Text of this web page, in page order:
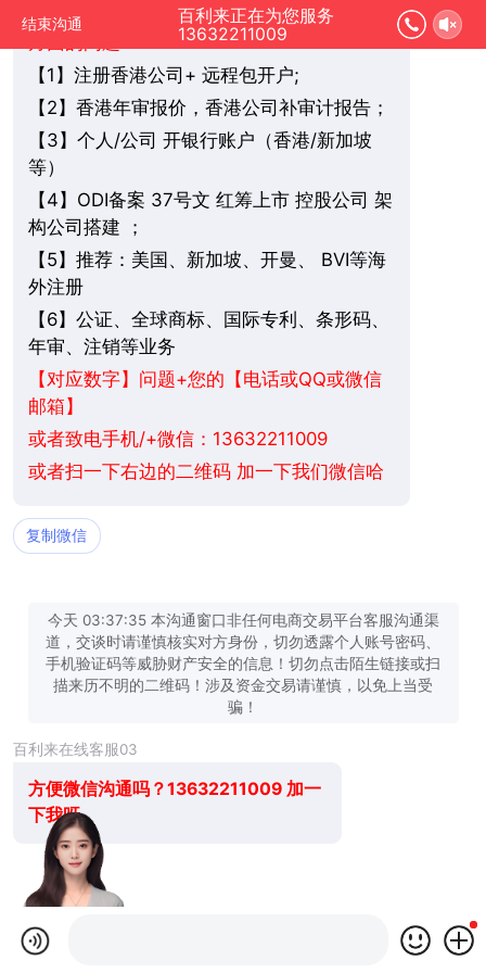
结束沟通
百利来正在为您服务
13632211009
您好，我是在线人工客服，您是想要了解哪
【 1】注册香港公司+ 远程包开户;
【 2】香港年审报价，香港公司补审计报告；
【 3】个人/公司 开银行账户（香港/新加坡
等）
【 4】ODI备案 37号文 红筹上市 控股公司 架
构公司搭建 ；
【 5】推荐：美国、新加坡、 开曼、 BVI等海
外注册
【 6】公证、全球商标、国际专利、条形码、
年审、注销等业务
【对应数字】问题+您的【电话或QQ或微信
邮箱】
或者致电手机/+微信：13632211009
或者扫一下右边的二维码 加一下我们微信哈
复制微信
今天 03:37:35 本沟通窗口非任何电商交易平台客服沟通渠
道，交谈时请谨慎核实对方身份，切勿透露个人账号密码、
手机验证码等威胁财产安全的信息！切勿点击陌生链接或扫
描来历不明的二维码！涉及资金交易请谨慎，以免上当受
骗！
百利来在线客服03
方便微信沟通吗？13632211009 加一
下我呀